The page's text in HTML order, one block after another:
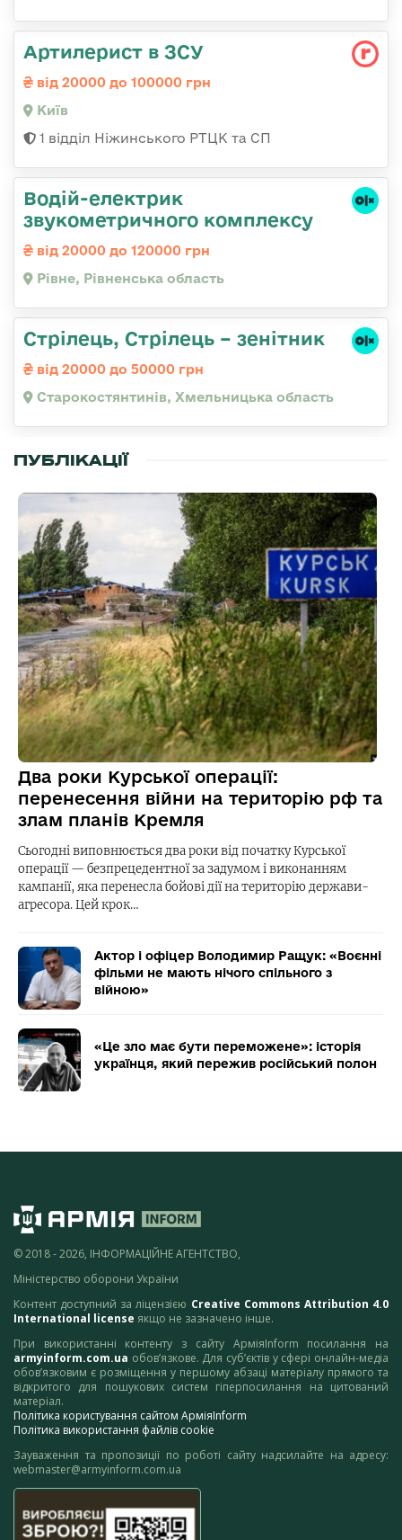
Артилерист в ЗСУ
від 20000 до 100000 грн
Київ
1 відділ Ніжинського РТЦК та СП
Водій-електрик
звукометричного комплексу
від 20000 до 120000 грн
Рівне, Рівненська область
Стрілець, Стрілець – зенітник
від 20000 до 50000 грн
Старокостянтинів, Хмельницька область
ПУБЛІКАЦІЇ
Два роки Курської операції:
перенесення війни на територію рф та
злам планів Кремля
Сьогодні виповнюється два роки від початку Курської
операції — безпрецедентної за задумом і виконанням
кампанії, яка перенесла бойові дії на територію держави-
агресора. Цей крок…
Актор і офіцер Володимир Ращук: «Воєнні
фільми не мають нічого спільного з
війною»
«Це зло має бути переможене»: історія
українця, який пережив російський полон
© 2018 - 2026, ІНФОРМАЦІЙНЕ АГЕНТСТВО,
Міністерство оборони України
Контент доступний за ліцензією Creative Commons Attribution 4.0
International license якщо не зазначено інше.
При використанні контенту з сайту АрміяInform посилання на
armyinform.com.ua обов’язкове. Для суб’єктів у сфері онлайн-медіа
обов’язковим є розміщення у першому абзаці матеріалу прямого та
відкритого для пошукових систем гіперпосилання на цитований
матеріал.
Політика користування сайтом АрміяInform
Політика використання файлів cookie
Зауваження та пропозиції по роботі сайту надсилайте на адресу:
webmaster@armyinform.com.ua